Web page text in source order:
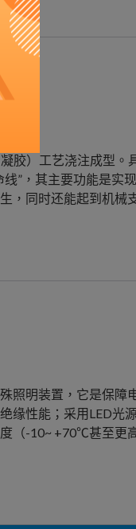
胶）工艺浇注成型。
”，其主要功能是实
，同时还能起到机械
照明装置，它是保障
缘性能；采用LED光
（-10~ +70℃甚至更